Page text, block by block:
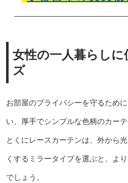
女性の一人暮らしに
ズ
お部屋のプライバシーを守るため
い、厚手でシンプルな色柄のカーテ
とくにレースカーテンは、外から
くするミラータイプを選ぶと、よ
でしょう。